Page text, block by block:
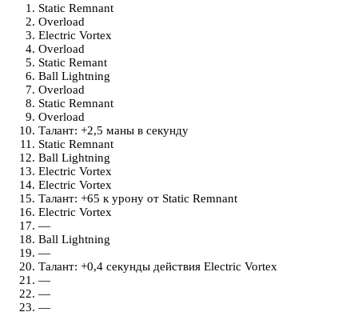
Static Remnant
Overload
Electric Vortex
Overload
Static Remant
Ball Lightning
Overload
Static Remnant
Overload
Талант: +2,5 маны в секунду
Static Remnant
Ball Lightning
Electric Vortex
Electric Vortex
Талант: +65 к урону от Static Remnant
Electric Vortex
—
Ball Lightning
—
Талант: +0,4 секунды действия Electric Vortex
—
—
—